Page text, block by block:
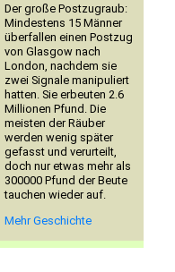
Der große Postzugraub:
Mindestens 15 Männer
überfallen einen Postzug
von Glasgow nach
London, nachdem sie
zwei Signale manipuliert
hatten. Sie erbeuten 2.6
Millionen Pfund. Die
meisten der Räuber
werden wenig später
gefasst und verurteilt,
doch nur etwas mehr als
300000 Pfund der Beute
tauchen wieder auf.
Mehr Geschichte